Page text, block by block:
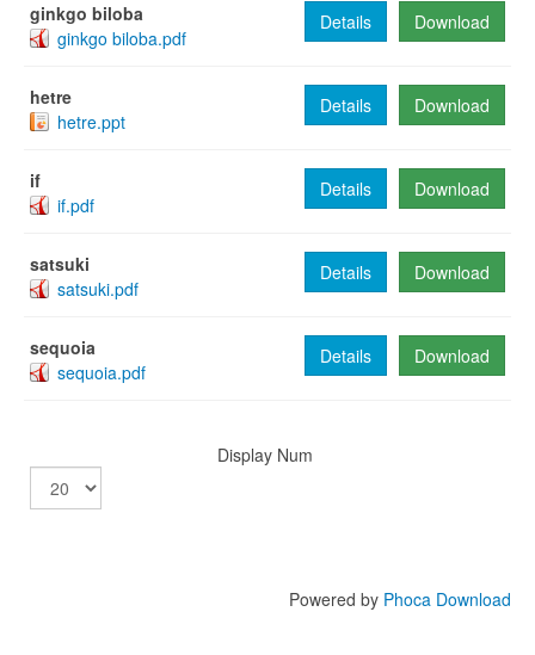
ginkgo biloba
ginkgo biloba.pdf
Download
Details
hetre
hetre.ppt
Download
Details
if
if.pdf
Download
Details
satsuki
satsuki.pdf
Download
Details
sequoia
sequoia.pdf
Download
Details
Display Num
Powered by Phoca Download